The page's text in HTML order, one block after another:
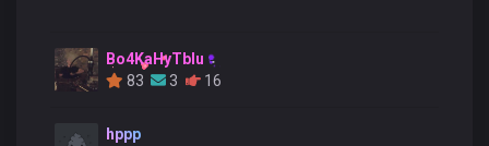
Bo4KaHyTblu
83
3 16
hppp